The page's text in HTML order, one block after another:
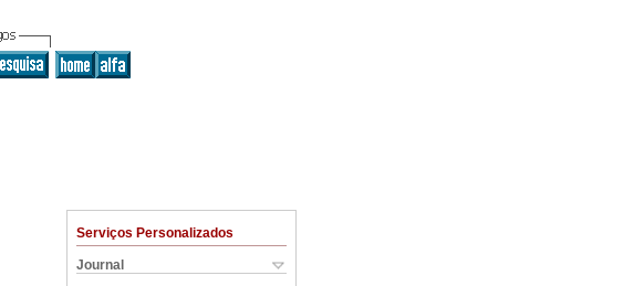
Serviços Personalizados
Journal